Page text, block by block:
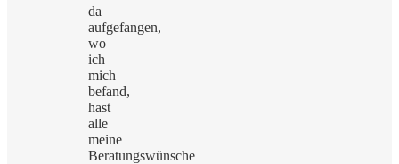
da
aufgefangen,
wo
ich
mich
befand,
hast
alle
meine
Beratungswünsche